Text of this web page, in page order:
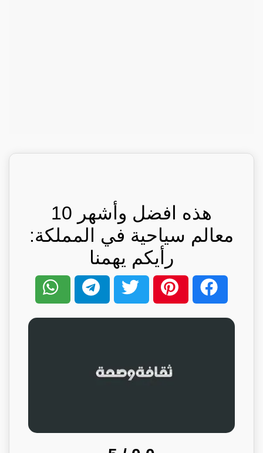
هذه افضل وأشهر 10
معالم سياحية في المملكة:
رأيكم يهمنا